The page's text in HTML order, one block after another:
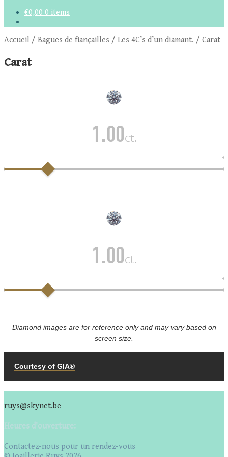
€0,00 0 items
Accueil / Bagues de fiançailles / Les 4C’s d’un diamant. / Carat
Carat
ruys@skynet.be
Heures d'ouverture:
Contactez-nous pour un rendez-vous